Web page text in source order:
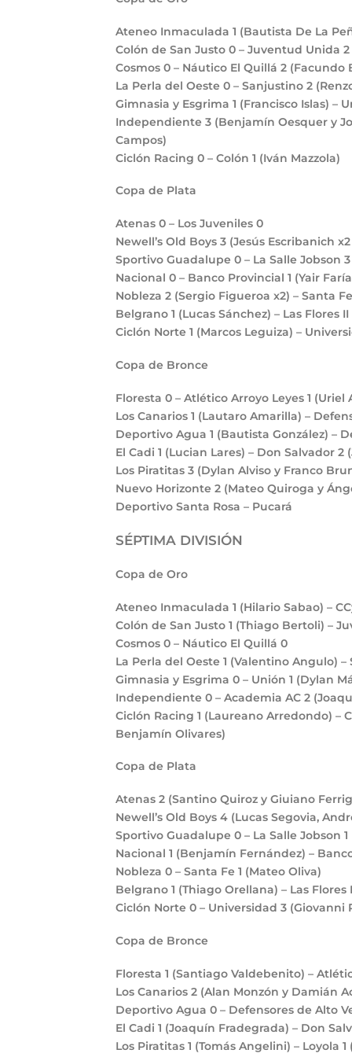
Ateneo Inmaculada 1 (Bautista De La
Colón de San Justo 0 – Juventud Unida 2
Cosmos 0 – Náutico El Quillá 2 (Facundo
La Perla del Oeste 0 – Sanjustino 2
Gimnasia y Esgrima 1 (Francisco Islas) –
Independiente 3 (Benjamín Oesquer y
Campos)
Ciclón Racing 0 – Colón 1 (Iván Mazzola)
Copa de Plata
Atenas 0 – Los Juveniles 0
Newell’s Old Boys 3 (Jesús Escribanich
Sportivo Guadalupe 0 – La Salle Jobson
Nacional 0 – Banco Provincial 1 (Yair
Nobleza 2 (Sergio Figueroa x2) – Santa
Belgrano 1 (Lucas Sánchez) – Las Flores II
Ciclón Norte 1 (Marcos Leguiza) –
Copa de Bronce
Floresta 0 – Atlético Arroyo Leyes 1 (Uriel
Los Canarios 1 (Lautaro Amarilla) –
Deportivo Agua 1 (Bautista González) –
El Cadi 1 (Lucian Lares) – Don Salvador 2
Los Piratitas 3 (Dylan Alviso y Franco
Nuevo Horizonte 2 (Mateo Quiroga y
Deportivo Santa Rosa – Pucará
SÉPTIMA DIVISIÓN
Copa de Oro
Ateneo Inmaculada 1 (Hilario Sabao) –
Colón de San Justo 1 (Thiago Bertoli) –
Cosmos 0 – Náutico El Quillá 0
La Perla del Oeste 1 (Valentino Angulo)
Gimnasia y Esgrima 0 – Unión 1 (Dylan
Independiente 0 – Academia AC 2
Ciclón Racing 1 (Laureano Arredondo) –
Benjamín Olivares)
Copa de Plata
Atenas 2 (Santino Quiroz y Giuiano
Newell’s Old Boys 4 (Lucas Segovia,
Sportivo Guadalupe 0 – La Salle Jobson 1
Nacional 1 (Benjamín Fernández) –
Nobleza 0 – Santa Fe 1 (Mateo Oliva)
Belgrano 1 (Thiago Orellana) – Las Flores
Ciclón Norte 0 – Universidad 3 (Giovanni
Copa de Bronce
Floresta 1 (Santiago Valdebenito) –
Los Canarios 2 (Alan Monzón y Damián
Deportivo Agua 0 – Defensores de Alto
El Cadi 1 (Joaquín Fradegrada) – Don
Los Piratitas 1 (Tomás Angelini) – Loyola 1